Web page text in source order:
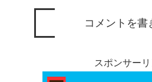
コメントを書
スポンサーリ